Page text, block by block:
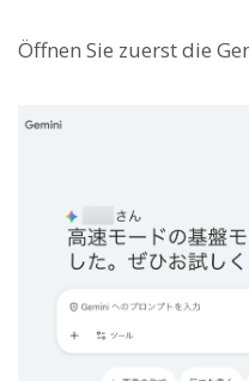
Öffnen Sie zuerst die